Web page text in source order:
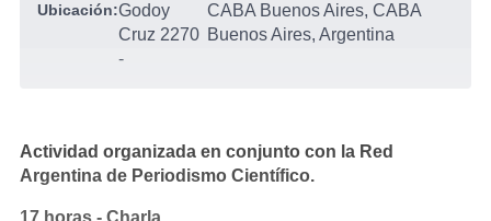
Ubicación:Godoy
Cruz 2270
-
CABA Buenos Aires, CABA
Buenos Aires, Argentina
Actividad organizada en conjunto con la Red
Argentina de Periodismo Científico.
17 horas - Charla